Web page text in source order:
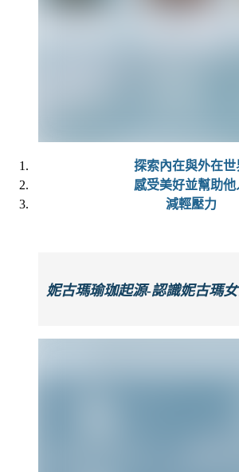
探索內在與外在世
感受美好並幫助他
減輕壓力
妮古瑪瑜珈起源-認識妮古瑪